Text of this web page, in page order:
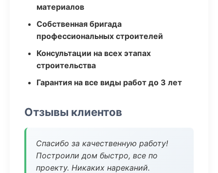
материалов
Собственная бригада
профессиональных строителей
Консультации на всех этапах
строительства
Гарантия на все виды работ до 3 лет
Отзывы клиентов
Спасибо за качественную работу!
Построили дом быстро, все по
проекту. Никаких нареканий.